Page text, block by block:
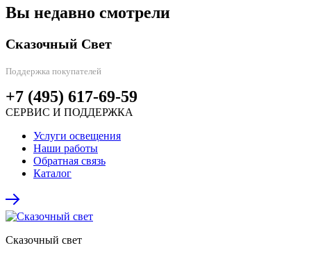
Вы недавно смотрели
Сказочный Свет
Поддержка покупателей
+7 (495) 617-69-59
СЕРВИС И ПОДДЕРЖКА
Услуги освещения
Наши работы
Обратная связь
Каталог
Сказочный свет